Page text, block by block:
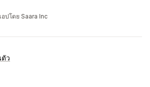
ปโดย Saara Inc
ว